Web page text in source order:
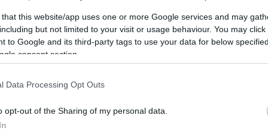
that this website/app uses one or more Google services and may
but not limited to your visit or usage behaviour. You may
to Google and its third-party tags to use your data for below
consent section.
Data Processing Opt Outs
opt-out of the Sharing of my personal data.
erejéig most az "ő Carmenjét" is
mi is sajnálhatjuk, mert Miklósa Erika
követően felcsendült még egy ária Piazzolla
főszerepe - mint azt Miklósa Erikától